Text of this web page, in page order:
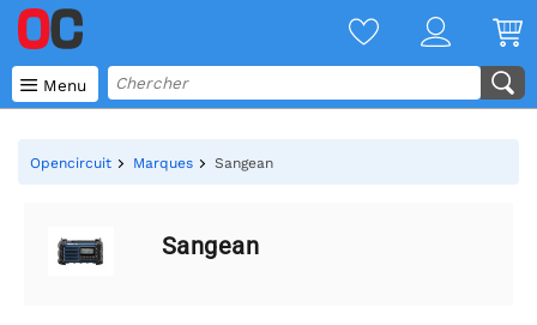
 Menu
Opencircuit Marques Sangean
Sangean